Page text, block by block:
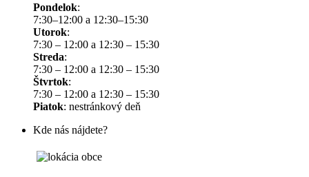
Pondelok:
7:30–12:00 a 12:30–15:30
Utorok:
7:30 – 12:00 a 12:30 – 15:30
Streda:
7:30 – 12:00 a 12:30 – 15:30
Štvrtok:
7:30 – 12:00 a 12:30 – 15:30
Piatok: nestránkový deň
Kde nás nájdete?